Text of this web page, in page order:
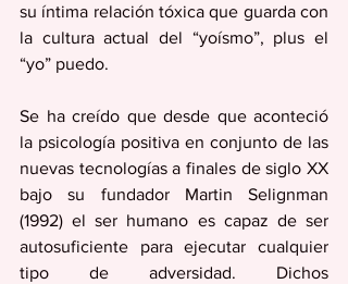
su íntima relación tóxica que guarda con
la cultura actual del “yoísmo”, plus el
“yo” puedo.
Se ha creído que desde que aconteció
la psicología positiva en conjunto de las
nuevas tecnologías a finales de siglo XX
bajo su fundador Martin Selignman
(1992) el ser humano es capaz de ser
autosuficiente para ejecutar cualquier
tipo de adversidad. Dichos